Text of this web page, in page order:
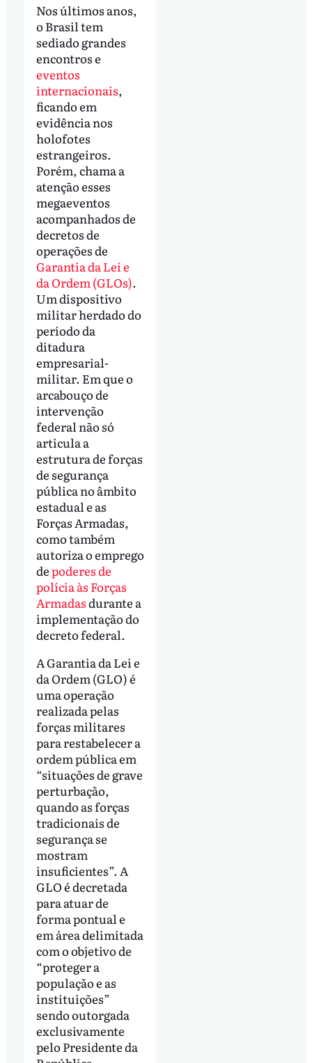
Nos últimos anos,
o Brasil tem
sediado grandes
encontros e
eventos
internacionais,
ficando em
evidência nos
holofotes
estrangeiros.
Porém, chama a
atenção esses
megaeventos
acompanhados de
decretos de
operações de
Garantia da Lei e
da Ordem (GLOs).
Um dispositivo
militar herdado do
período da
ditadura
empresarial-
militar. Em que o
arcabouço de
intervenção
federal não só
articula a
estrutura de forças
de segurança
pública no âmbito
estadual e as
Forças Armadas,
como também
autoriza o emprego
depoderes de
polícia às Forças
Armadasdurante a
implementação do
decreto federal.
A Garantia da Lei e
da Ordem (GLO) é
uma operação
realizada pelas
forças militares
para restabelecer a
ordem pública em
“situações de grave
perturbação,
quando as forças
tradicionais de
segurança se
mostram
insuficientes”. A
GLO é decretada
para atuar de
forma pontual e
em área delimitada
com o objetivo de
“proteger a
população e as
instituições”
sendo outorgada
exclusivamente
pelo Presidente da